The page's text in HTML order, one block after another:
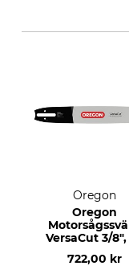
Oregon
Oregon
VersaCut 3/8",
mm, 20", 72
722,00 kr